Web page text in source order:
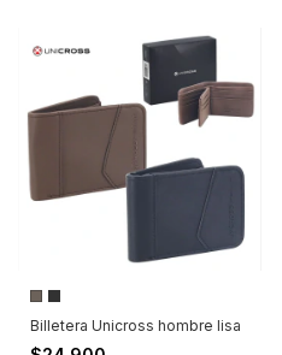
Billetera Unicross hombre lisa